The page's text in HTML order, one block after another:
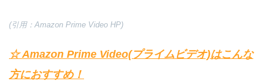
(引用：Amazon Prime Video HP)
☆ Amazon Prime Video(プライムビデオ)はこんな
方におすすめ！